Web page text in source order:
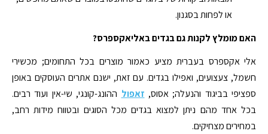
או לפחות בסגנון.
האם מומלץ לקנות גם בגדים באליאקספרס?
אלי אקספרס בעברית מציע כאמור מוצרים בכל התחומים; מכשירי
חשמל, צעצועים, ואפילו בגדים. עם זאת, ישנם אתרים העוסקים באופן
ספציפי בביגוד והנעלה; אסוס, זאפול ההונג-קונגי, שי-אין ועוד רבים.
בכל אחד מהם ניתן למצוא בגדים מכל הסוגים ובטווח מידות רחב,
במחירים מצחיקים.